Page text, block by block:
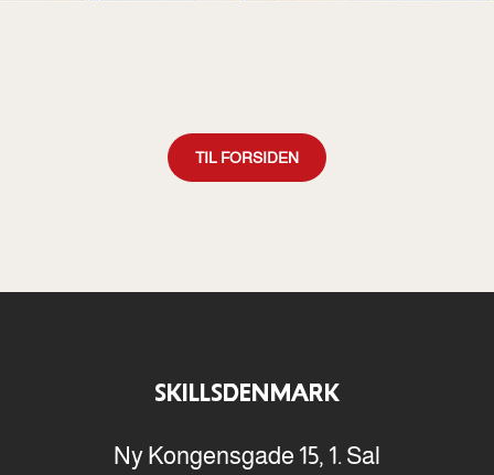
TIL FORSIDEN
SKILLSDENMARK
Ny Kongensgade 15, 1. Sal